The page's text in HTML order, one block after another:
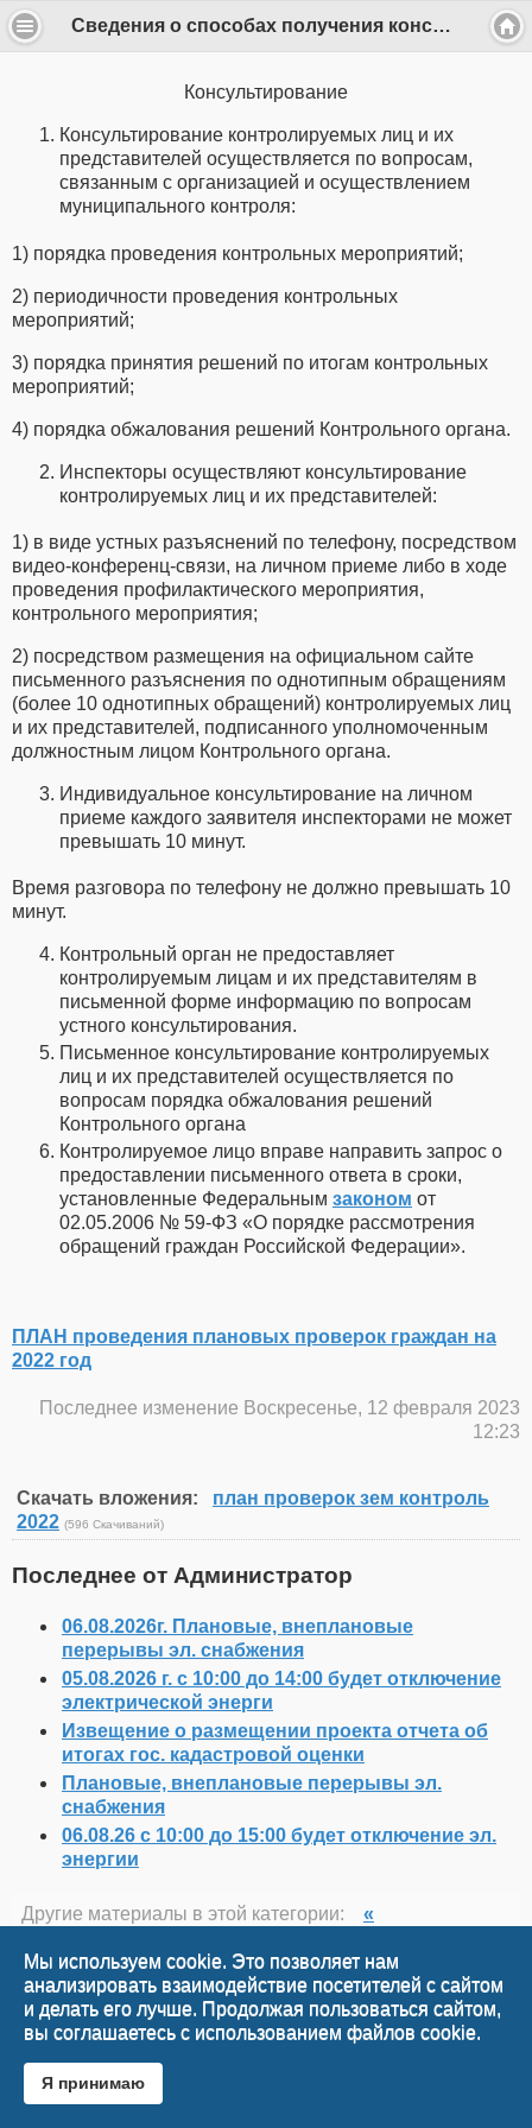
Сведения о способах получения консультаций по вопросам соблюдения обязательных требований. - k.slobodsk
Консультирование
Консультирование контролируемых лиц и их
представителей осуществляется по вопросам,
связанным с организацией и осуществлением
муниципального контроля:
1) порядка проведения контрольных мероприятий;
2) периодичности проведения контрольных
мероприятий;
3) порядка принятия решений по итогам контрольных
мероприятий;
4) порядка обжалования решений Контрольного органа.
Инспекторы осуществляют консультирование
контролируемых лиц и их представителей:
1) в виде устных разъяснений по телефону, посредством
видео-конференц-связи, на личном приеме либо в ходе
проведения профилактического мероприятия,
контрольного мероприятия;
2) посредством размещения на официальном сайте
письменного разъяснения по однотипным обращениям
(более 10 однотипных обращений) контролируемых лиц
и их представителей, подписанного уполномоченным
должностным лицом Контрольного органа.
Индивидуальное консультирование на личном
приеме каждого заявителя инспекторами не может
превышать 10 минут.
Время разговора по телефону не должно превышать 10
минут.
Контрольный орган не предоставляет
контролируемым лицам и их представителям в
письменной форме информацию по вопросам
устного консультирования.
Письменное консультирование контролируемых
лиц и их представителей осуществляется по
вопросам порядка обжалования решений
Контрольного органа
Контролируемое лицо вправе направить запрос о
предоставлении письменного ответа в сроки,
установленные Федеральным законом от
02.05.2006 № 59-ФЗ «О порядке рассмотрения
обращений граждан Российской Федерации».
ПЛАН проведения плановых проверок граждан на
2022 год
Последнее изменение Воскресенье, 12 февраля 2023
12:23
Скачать вложения:
план проверок зем контроль
2022 (596 Скачиваний)
Последнее от Администратор
06.08.2026г. Плановые, внеплановые
перерывы эл. снабжения
05.08.2026 г. с 10:00 до 14:00 будет отключение
электрической энерги
Извещение о размещении проекта отчета об
итогах гос. кадастровой оценки
Плановые, внеплановые перерывы эл.
снабжения
06.08.26 с 10:00 до 15:00 будет отключение эл.
энергии
Другие материалы в этой категории:
«
поселения г. Краснослободск
Наверх
Мы используем cookie. Это позволяет нам
анализировать взаимодействие посетителей с сайтом
и делать его лучше. Продолжая пользоваться сайтом,
вы соглашаетесь с использованием файлов cookie.
Я принимаю